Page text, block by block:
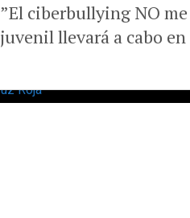
”El ciberbullying NO
juvenil llevará a cabo